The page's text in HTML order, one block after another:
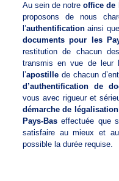
Au sein de notreoffice de
proposons de nous
l’authentificationainsi
documents pour les
restitution de chacun
transmis en vue de leur
l’apostillede chacun
d’authentification de
vous avec rigueur et
démarche de
Pays-Baseffectuée que
satisfaire au mieux et
possible la durée requise.